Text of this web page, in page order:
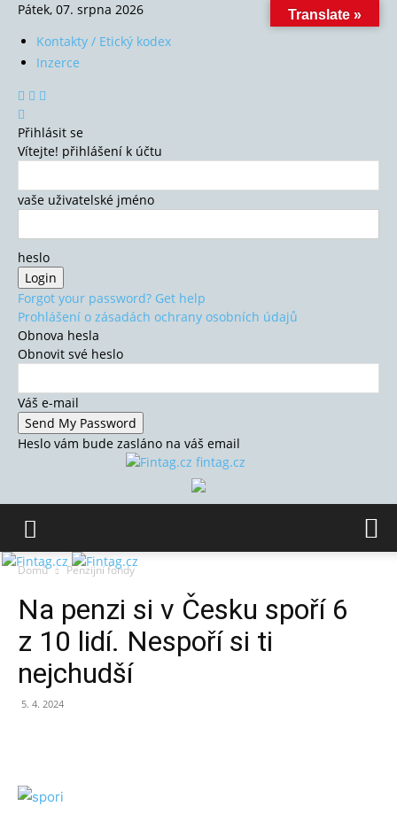
Pátek, 07. srpna 2026
Kontakty / Etický kodex
Inzerce
Přihlásit se
Vítejte! přihlášení k účtu
vaše uživatelské jméno
heslo
Forgot your password? Get help
Prohlášení o zásadách ochrany osobních údajů
Obnova hesla
Obnovit své heslo
Váš e-mail
Heslo vám bude zasláno na váš email
fintag.cz
Domů Penzijní fondy
Na penzi si v Česku spoří 6
z 10 lidí. Nespoří si ti
nejchudší
5. 4. 2024
Translate »